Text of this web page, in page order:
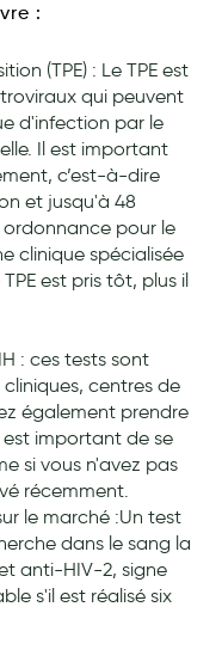
et compléments
:
(TPE) : Le TPE est
qui peuvent
d'infection par le
Il est important
c’est-à-dire
et jusqu'à 48
ordonnance pour le
clinique spécialisée
est pris tôt, plus il
: ces tests sont
centres de
également prendre
important de se
si vous n'avez pas
récemment.
le marché :Un test
dans le sang la
anti-HIV-2, signe
s'il est réalisé six